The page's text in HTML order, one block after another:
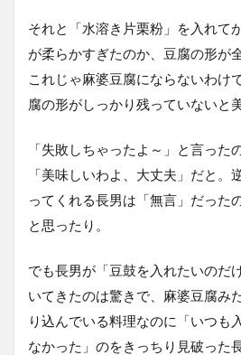
それと「水溶き片栗粉」を入れて
が柔らかすぎたのか、豆腐の形が
これじゃ麻婆豆腐にならないわけ
腐の形がしっかり残っていないと
「失敗しちゃったよ～」と言った
「美味しいわよ、大丈夫」だと。
ってくれる長男は「無言」だった
と思ったり。
でも長男が「豆鼓を入れたいのだ
いてきたのは驚きで、麻婆豆腐み
り込んでいる料理なのに「いつも
なかった」のをきっちり見破った